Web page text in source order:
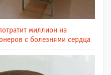
миллион на
с болезнями сердца